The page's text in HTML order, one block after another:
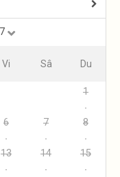
Vi Sâ Du
1
6 7 8
13 14 15